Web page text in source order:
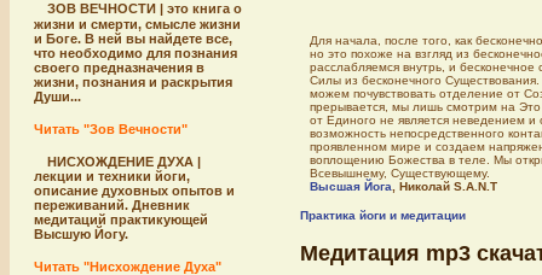
ЗОВ ВЕЧНОСТИ | это книга о
жизни и смерти, смысле жизни
и Боге. В ней вы найдете все,
что необходимо для познания
своего предназначения в
жизни, познания и раскрытия
Души...
Читать "Зов Вечности"
НИСХОЖДЕНИЕ ДУХА |
лекции и техники йоги,
описание духовных опытов и
переживаний. Дневник
медитаций практикующей
Высшую Йогу.
Читать "Нисхождение Духа"
Для начала, после того, как
но это похоже на взгляд из
расслабляемся внутрь, и
Силы из бесконечного
можем почувствовать отделение от
прерывается, мы лишь смотрим на
от Единого не является неведением и
возможность непосредственного
проявленном мире и создаем
воплощению Божества в теле. Мы
Всевышнему, Существующему.
Высшая Йога , Николай S.A.N.T
Практика йоги и медитации
Медитация mp3